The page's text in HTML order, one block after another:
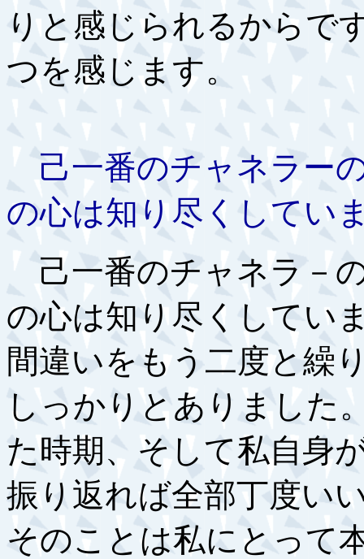
りと感じられるからで
つを感じます。
己一番のチャネラー
の心は知り尽くしてい
己一番のチャネラ－
の心は知り尽くしてい
間違いをもう二度と繰
しっかりとありました
た時期、そして私自身
振り返れば全部丁度い
そのことは私にとって